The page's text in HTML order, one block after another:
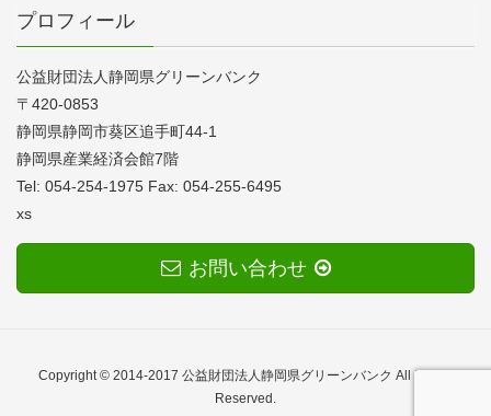
プロフィール
公益財団法人静岡県グリーンバンク
〒420-0853
静岡県静岡市葵区追手町44-1
静岡県産業経済会館7階
Tel: 054-254-1975 Fax: 054-255-6495
xs
お問い合わせ
Copyright © 2014-2017 公益財団法人静岡県グリーンバンク All Rights
Reserved.